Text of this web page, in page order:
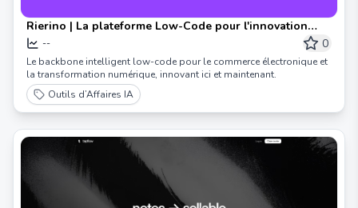
Rierino | La plateforme Low-Code pour l'innovation
numérique
-- 0
Le backbone intelligent low-code pour le commerce électronique et
la transformation numérique, innovant ici et maintenant.
Outils d’Affaires IA